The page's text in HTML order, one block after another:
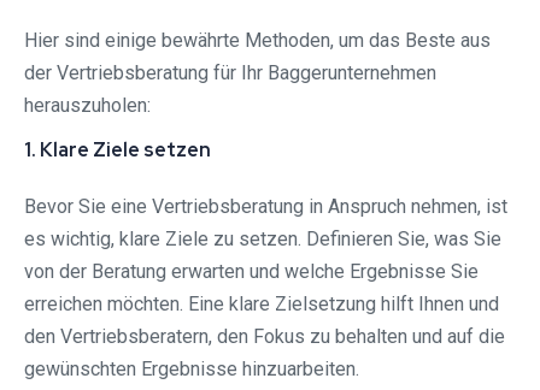
Hier sind einige bewährte Methoden, um das Beste aus
der Vertriebsberatung für Ihr Baggerunternehmen
herauszuholen:
1. Klare Ziele setzen
Bevor Sie eine Vertriebsberatung in Anspruch nehmen, ist
es wichtig, klare Ziele zu setzen. Definieren Sie, was Sie
von der Beratung erwarten und welche Ergebnisse Sie
erreichen möchten. Eine klare Zielsetzung hilft Ihnen und
den Vertriebsberatern, den Fokus zu behalten und auf die
gewünschten Ergebnisse hinzuarbeiten.